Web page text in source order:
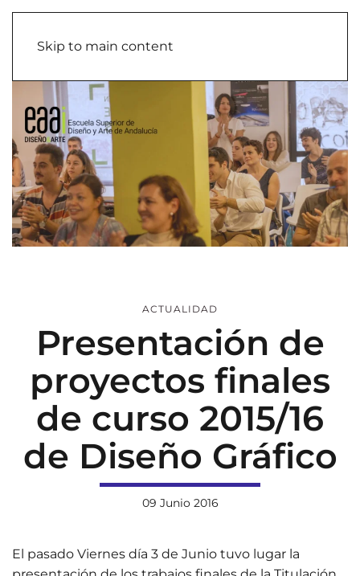
Skip to main content
ACTUALIDAD
Presentación de
proyectos finales
de curso 2015/16
de Diseño Gráfico
09 Junio 2016
El pasado Viernes día 3 de Junio tuvo lugar la